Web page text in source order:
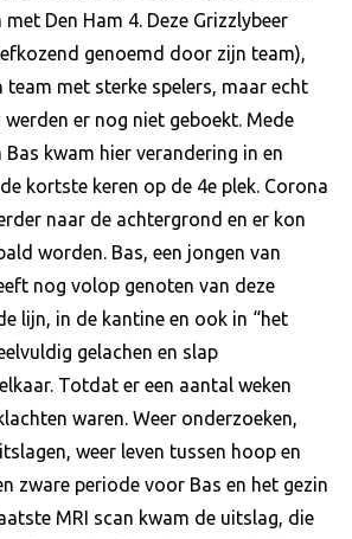
Den Ham 4. Deze Grizzlybeer
genoemd door zijn team),
team met sterke spelers, maar echt
er nog niet geboekt. Mede
kwam hier verandering in en
kortste keren op de 4e plek. Corona
naar de achtergrond en er kon
worden. Bas, een jongen van
nog volop genoten van deze
lijn, in de kantine en ook in “het
gelachen en slap
Totdat er een aantal weken
waren. Weer onderzoeken,
weer leven tussen hoop en
zware periode voor Bas en het gezin
MRI scan kwam de uitslag, die